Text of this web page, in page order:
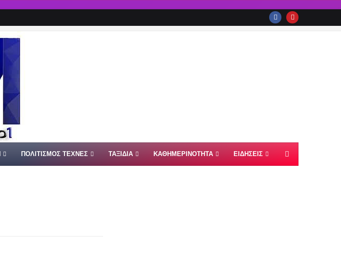
ΠΟΛΙΤΙΣΜΟΣ ΤΕΧΝΕΣ ΤΑΞΙΔΙΑ ΚΑΘΗΜΕΡΙΝΟΤΗΤΑ ΕΙΔΗΣΕΙΣ